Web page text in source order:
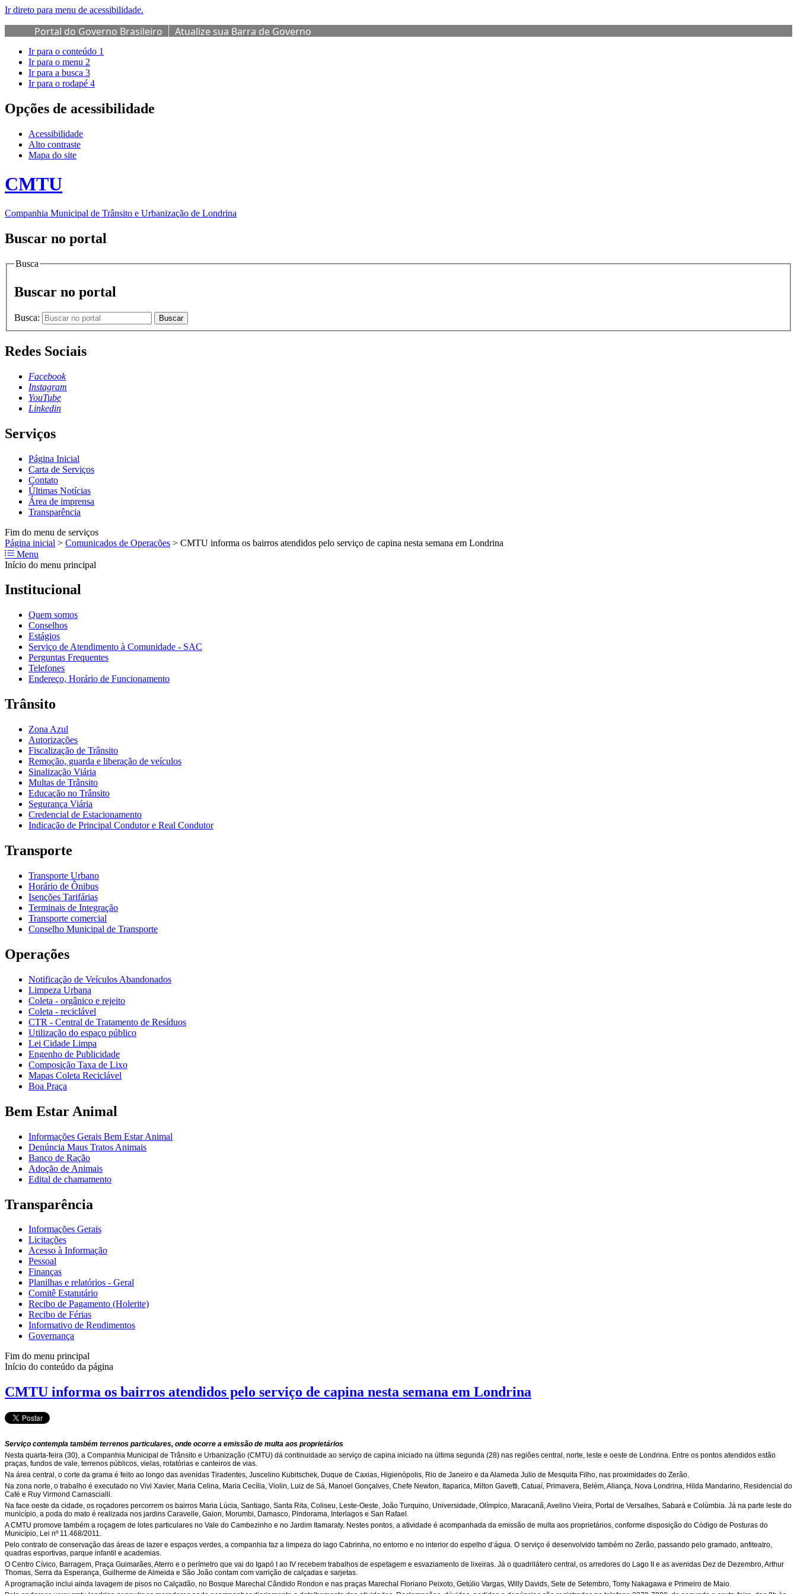
Ir direto para menu de acessibilidade.
Portal do Governo Brasileiro Atualize sua Barra de Governo
Ir para o conteúdo 1
Ir para o menu 2
Ir para a busca 3
Ir para o rodapé 4
Opções de acessibilidade
Acessibilidade
Alto contraste
Mapa do site
CMTU
Companhia Municipal de Trânsito e Urbanização de Londrina
Buscar no portal
Busca
Buscar no portal
Busca: Buscar
Redes Sociais
Facebook
Instagram
YouTube
Linkedin
Serviços
Página Inicial
Carta de Serviços
Contato
Últimas Notícias
Área de imprensa
Transparência
Fim do menu de serviços
Página inicial > Comunicados de Operações > CMTU informa os bairros atendidos pelo serviço de capina nesta semana em Londrina
Menu
Início do menu principal
Institucional
Quem somos
Conselhos
Estágios
Serviço de Atendimento à Comunidade - SAC
Perguntas Frequentes
Telefones
Endereço, Horário de Funcionamento
Trânsito
Zona Azul
Autorizações
Fiscalização de Trânsito
Remoção, guarda e liberação de veículos
Sinalização Viária
Multas de Trânsito
Educação no Trânsito
Segurança Viária
Credencial de Estacionamento
Indicação de Principal Condutor e Real Condutor
Transporte
Transporte Urbano
Horário de Ônibus
Isenções Tarifárias
Terminais de Integração
Transporte comercial
Conselho Municipal de Transporte
Operações
Notificação de Veículos Abandonados
Limpeza Urbana
Coleta - orgânico e rejeito
Coleta - reciclável
CTR - Central de Tratamento de Resíduos
Utilização do espaço público
Lei Cidade Limpa
Engenho de Publicidade
Composição Taxa de Lixo
Mapas Coleta Reciclável
Boa Praça
Bem Estar Animal
Informações Gerais Bem Estar Animal
Denúncia Maus Tratos Animais
Banco de Ração
Adoção de Animais
Edital de chamamento
Transparência
Informações Gerais
Licitações
Acesso à Informação
Pessoal
Finanças
Planilhas e relatórios - Geral
Comitê Estatutário
Recibo de Pagamento (Holerite)
Recibo de Férias
Informativo de Rendimentos
Governança
Fim do menu principal
Início do conteúdo da página
CMTU informa os bairros atendidos pelo serviço de capina nesta semana em Londrina
Serviço contempla também terrenos particulares, onde ocorre a emissão de multa aos proprietários
Nesta quarta-feira (30), a Companhia Municipal de Trânsito e Urbanização (CMTU) dá continuidade ao serviço de capina iniciado na última segunda (28) nas regiões central, norte, leste e oeste de Londrina. Entre os pontos atendidos estão
praças, fundos de vale, terrenos públicos, vielas, rotatórias e canteiros de vias.
Na área central, o corte da grama é feito ao longo das avenidas Tiradentes, Juscelino Kubitschek, Duque de Caxias, Higienópolis, Rio de Janeiro e da Alameda Julio de Mesquita Filho, nas proximidades do Zerão.
Na zona norte, o trabalho é executado no Vivi Xavier, Maria Celina, Maria Cecília, Violin, Luiz de Sá, Manoel Gonçalves, Chefe Newton, Itaparica, Milton Gavetti, Catuaí, Primavera, Belém, Aliança, Nova Londrina, Hilda Mandarino, Residencial do
Café e Ruy Virmond Carnascialli.
Na face oeste da cidade, os roçadores percorrem os bairros Maria Lúcia, Santiago, Santa Rita, Coliseu, Leste-Oeste, João Turquino, Universidade, Olímpico, Maracanã, Avelino Vieira, Portal de Versalhes, Sabará e Colúmbia. Já na parte leste do
município, a poda do mato é realizada nos jardins Caravelle, Gaion, Morumbi, Damasco, Pindorama, Interlagos e San Rafael.
A CMTU promove também a roçagem de lotes particulares no Vale do Cambezinho e no Jardim Itamaraty. Nestes pontos, a atividade é acompanhada da emissão de multa aos proprietários, conforme disposição do Código de Posturas do
Município, Lei nº 11.468/2011.
Pelo contrato de conservação das áreas de lazer e espaços verdes, a companhia faz a limpeza do lago Cabrinha, no entorno e no interior do espelho d’água. O serviço é desenvolvido também no Zerão, passando pelo gramado, anfiteatro,
quadras esportivas, parque infantil e academias.
O Centro Cívico, Barragem, Praça Guimarães, Aterro e o perímetro que vai do Igapó I ao IV recebem trabalhos de espetagem e esvaziamento de lixeiras. Já o quadrilátero central, os arredores do Lago II e as avenidas Dez de Dezembro, Arthur
Thomas, Serra da Esperança, Guilherme de Almeida e São João contam com varrição de calçadas e sarjetas.
A programação inclui ainda lavagem de pisos no Calçadão, no Bosque Marechal Cândido Rondon e nas praças Marechal Floriano Peixoto, Getúlio Vargas, Willy Davids, Sete de Setembro, Tomy Nakagawa e Primeiro de Maio.